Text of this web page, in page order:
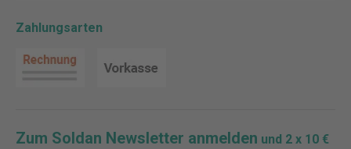
Zahlungsarten
Zum Soldan Newsletter anmelden und 2 x 10 €